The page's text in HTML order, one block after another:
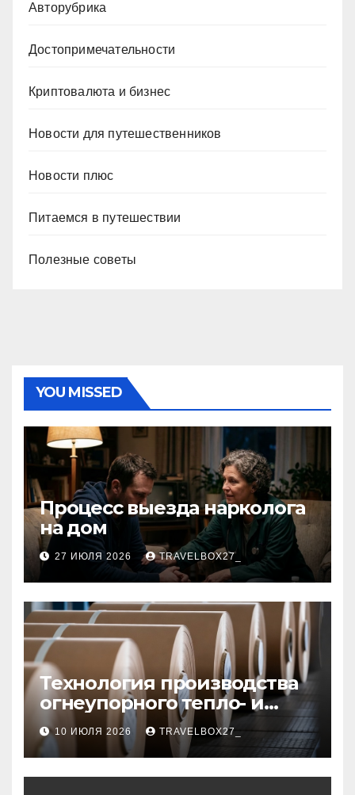
Авторубрика
Достопримечательности
Криптовалюта и бизнес
Новости для путешественников
Новости плюс
Питаемся в путешествии
Полезные советы
YOU MISSED
Процесс выезда нарколога
на дом
27 ИЮЛЯ 2026 TRAVELBOX27_
Технология производства
огнеупорного тепло- и
звукоизоляционного
картона из
муллитокремнеземистого
волокна
10 ИЮЛЯ 2026 TRAVELBOX27_